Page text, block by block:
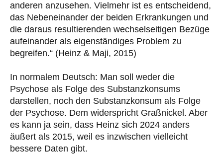
anderen anzusehen. Vielmehr ist es entscheidend,
das Nebeneinander der beiden Erkrankungen und
die daraus resultierenden wechselseitigen Bezüge
aufeinander als eigenständiges Problem zu
begreifen.“ (Heinz & Maji, 2015)
In normalem Deutsch: Man soll weder die
Psychose als Folge des Substanzkonsums
darstellen, noch den Substanzkonsum als Folge
der Psychose. Dem widerspricht Graßnickel. Aber
es kann ja sein, dass Heinz sich 2024 anders
äußert als 2015, weil es inzwischen vielleicht
bessere Daten gibt.